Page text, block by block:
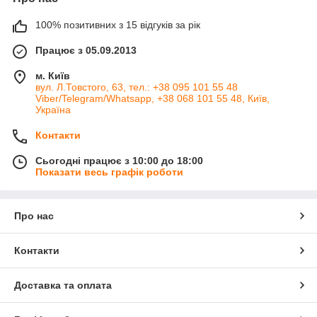
100% позитивних з 15 відгуків за рік
Працює з 05.09.2013
м. Київ
вул. Л.Товстого, 63, тел.: +38 095 101 55 48
Viber/Telegram/Whatsapp, +38 068 101 55 48, Київ,
Україна
Контакти
Сьогодні працює з 10:00 до 18:00
Показати весь графік роботи
Про нас
Контакти
Доставка та оплата